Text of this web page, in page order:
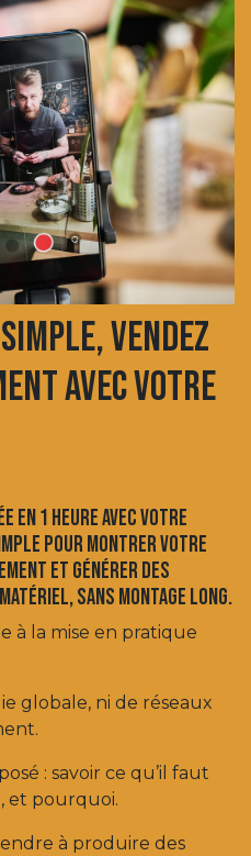
simple, vendez
avec votre
en 1 heure avec votre
pour montrer votre
et générer des​
sans montage long.
à la mise en pratique
globale, ni de réseaux
: savoir ce qu’il faut
et pourquoi.
à produire des